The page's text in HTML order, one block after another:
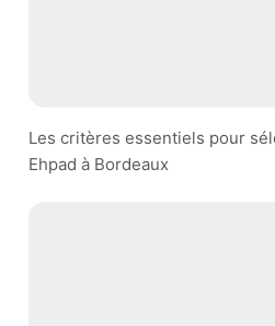
Les critères essentiels pour
Ehpad à Bordeaux